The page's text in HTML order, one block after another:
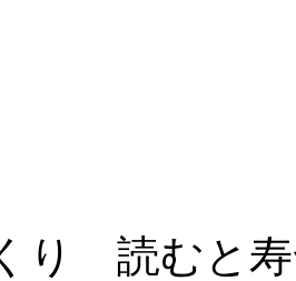
り 読むと寿